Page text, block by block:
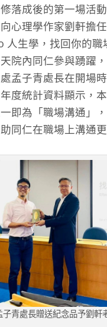
落成後的第一場活
心理學作家劉軒擔
人生學，找回你的職
院內同仁參與踴躍
孟子青處長在開場
度統計資料顯示，
即為「職場溝通」
同仁在職場上溝通
青處長贈送紀念品予劉軒